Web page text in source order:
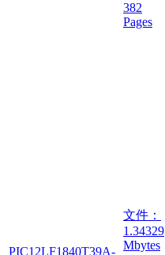
382
Pages
PIC12LF1840T39A-
文件：
1.34329
Mbytes